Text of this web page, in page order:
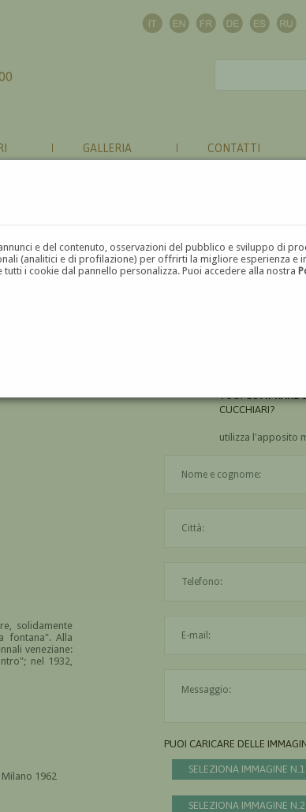
e del contenuto, osservazioni del pubblico e sviluppo di
(analitici e di profilazione) per offrirti la migliore esperienza e
i cookie dal pannello personalizza. Puoi accedere alla nostra
GALLERIA CONTATTI
solidamente
fontana". Alla
veneziane:
nel 1932,
1962
VUOICOMPRARE
CUCCHIARI?
utilizza l'apposito
PUOI CARICARE DELLE
SELEZIONA IMMAGINE N.1
SELEZIONA IMMAGINE N.2